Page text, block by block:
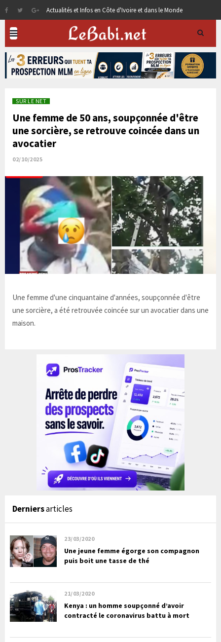
Actualités et Infos en Côte d'Ivoire et dans le Monde
SUR LE NET
Une femme de 50 ans, soupçonnée d'être
une sorcière, se retrouve coincée dans un
avocatier
02/10/2025
Une femme d'une cinquantaine d'années, soupçonnée d'être
une sorcière, a été retrouvée coincée sur un avocatier dans une
maison.
Derniersarticles
23/03/2020
Une jeune femme égorge son compagnon
puis boit une tasse de thé
21/03/2020
Kenya : un homme soupçonné d’avoir
contracté le coronavirus battu à mort